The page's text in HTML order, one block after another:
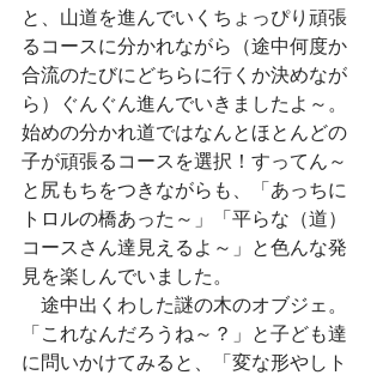
と、山道を進んでいくちょっぴり頑張
るコースに分かれながら（途中何度か
合流のたびにどちらに行くか決めなが
ら）ぐんぐん進んでいきましたよ～。
始めの分かれ道ではなんとほとんどの
子が頑張るコースを選択！すってん～
と尻もちをつきながらも、「あっちに
トロルの橋あった～」「平らな（道）
コースさん達見えるよ～」と色んな発
見を楽しんでいました。
途中出くわした謎の木のオブジェ。
「これなんだろうね～？」と子ども達
に問いかけてみると、「変な形やしト